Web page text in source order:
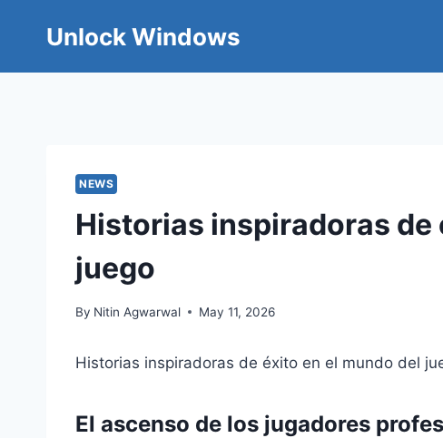
Unlock Windows
NEWS
Historias inspiradoras de
juego
By Nitin Agwarwal May 11, 2026
Historias inspiradoras de éxito en el mundo del
El ascenso de los jugadores